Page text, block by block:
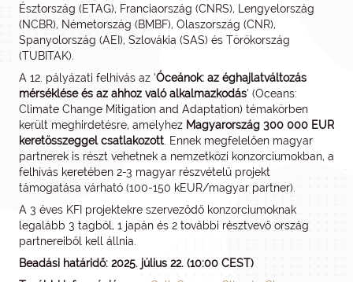
Észtország (ETAG), Franciaország (CNRS), Lengyelország
(NCBR), Németország (BMBF), Olaszország (CNR),
Spanyolország (AEI), Szlovákia (SAS) és Törökország
(TUBITAK).
A 12. pályázati felhívás az ’Óceánok: az éghajlatváltozás
mérséklése és az ahhoz való alkalmazkodás’ (Oceans:
Climate Change Mitigation and Adaptation) témakörben
került meghirdetésre, amelyhez Magyarország 300 000 EUR
keretösszeggel csatlakozott . Ennek megfelelően magyar
partnerek is részt vehetnek a nemzetközi konzorciumokban, a
felhívás keretében 2-3 magyar részvételű projekt
támogatása várható (100-150 kEUR/magyar partner).
A 3 éves KFI projektekre szerveződő konzorciumoknak
legalább 3 tagból, 1 japán és 2 további résztvevő ország
partnereiből kell állnia.
Beadási határidő: 2025. július 22. (10:00 CEST)